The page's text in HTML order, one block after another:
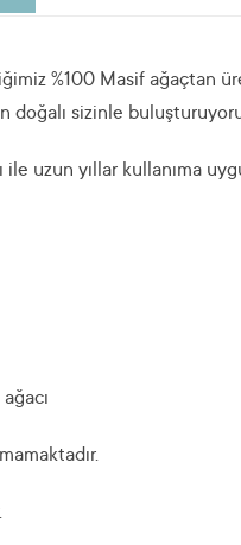
%100 Masif ağaçtan
doğalı sizinle
uzun yıllar kullanıma